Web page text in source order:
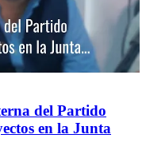
del Partido
en la Junta